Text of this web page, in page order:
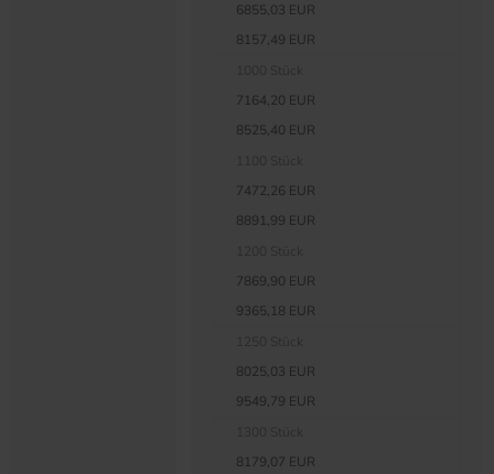
6855,03 EUR
8157,49 EUR
7164,20 EUR
8525,40 EUR
7472,26 EUR
8891,99 EUR
7869,90 EUR
9365,18 EUR
8025,03 EUR
9549,79 EUR
8179,07 EUR